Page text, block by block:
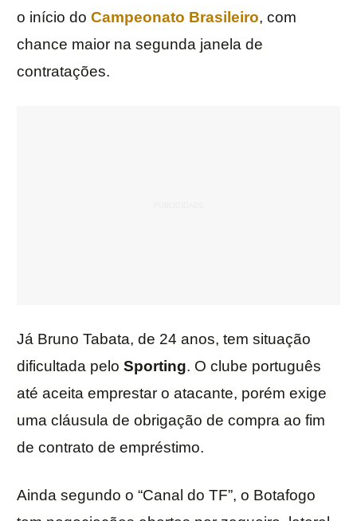
o início do Campeonato Brasileiro, com
chance maior na segunda janela de
contratações.
Já Bruno Tabata, de 24 anos, tem situação
dificultada pelo Sporting. O clube português
até aceita emprestar o atacante, porém exige
uma cláusula de obrigação de compra ao fim
de contrato de empréstimo.
Ainda segundo o “Canal do TF”, o Botafogo